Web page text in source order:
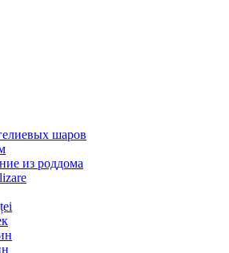
шаров
из роддома